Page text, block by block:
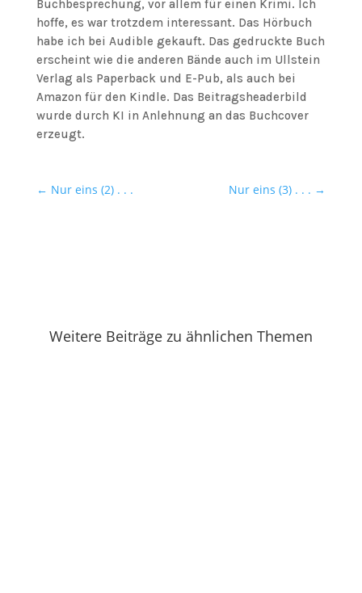
Buchbesprechung, vor allem für einen Krimi. Ich
hoffe, es war trotzdem interessant. Das Hörbuch
habe ich bei Audible gekauft. Das gedruckte Buch
erscheint wie die anderen Bände auch im Ullstein
Verlag als Paperback und E-Pub, als auch bei
Amazon für den Kindle. Das Beitragsheaderbild
wurde durch KI in Anlehnung an das Buchcover
erzeugt.
← Nur eins (2) . . . Nur eins (3) . . . →
Weitere Beiträge zu ähnlichen Themen